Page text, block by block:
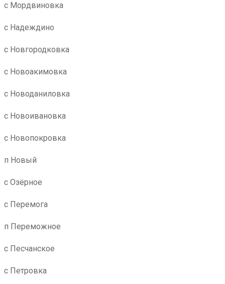
с Мордвиновка
с Надеждино
с Новгородковка
с Новоакимовка
с Новоданиловка
с Новоивановка
с Новопокровка
п Новый
с Озёрное
с Перемога
п Переможное
с Песчанское
с Петровка